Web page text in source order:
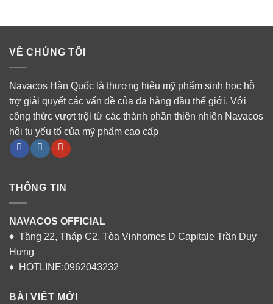
VỀ CHÚNG TÔI
Navacos Hàn Quốc là thương hiệu mỹ phẩm sinh học hỗ
trợ giải quyết các vấn đề của da hàng đầu thế giới. Với
công thức vượt trội từ các thành phần thiên nhiên Navacos
hội tụ yếu tố của mỹ phẩm cao cấp
THÔNG TIN
NAVACOS OFFICIAL
♦ Tầng 22, Tháp C2, Tòa Vinhomes D Capitale Trần Duy
Hưng
♦ HOTLINE:0962043232
BÀI VIẾT MỚI